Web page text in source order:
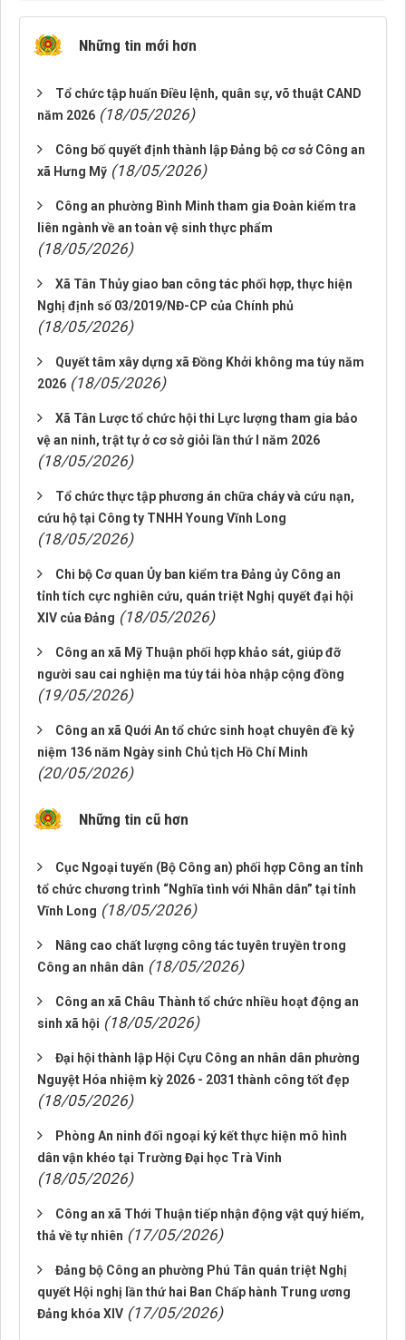
Những tin mới hơn
Tổ chức tập huấn Điều lệnh, quân sự, võ thuật CAND
năm 2026 (18/05/2026)
Công bố quyết định thành lập Đảng bộ cơ sở Công an
xã Hưng Mỹ (18/05/2026)
Công an phường Bình Minh tham gia Đoàn kiểm tra
liên ngành về an toàn vệ sinh thực phẩm
(18/05/2026)
Xã Tân Thủy giao ban công tác phối hợp, thực hiện
Nghị định số 03/2019/NĐ-CP của Chính phủ
(18/05/2026)
Quyết tâm xây dựng xã Đồng Khởi không ma túy năm
2026 (18/05/2026)
Xã Tân Lược tổ chức hội thi Lực lượng tham gia bảo
vệ an ninh, trật tự ở cơ sở giỏi lần thứ I năm 2026
(18/05/2026)
Tổ chức thực tập phương án chữa cháy và cứu nạn,
cứu hộ tại Công ty TNHH Young Vĩnh Long
(18/05/2026)
Chi bộ Cơ quan Ủy ban kiểm tra Đảng ủy Công an
tỉnh tích cực nghiên cứu, quán triệt Nghị quyết đại hội
XIV của Đảng (18/05/2026)
Công an xã Mỹ Thuận phối hợp khảo sát, giúp đỡ
người sau cai nghiện ma túy tái hòa nhập cộng đồng
(19/05/2026)
Công an xã Quới An tổ chức sinh hoạt chuyên đề kỷ
niệm 136 năm Ngày sinh Chủ tịch Hồ Chí Minh
(20/05/2026)
Những tin cũ hơn
Cục Ngoại tuyến (Bộ Công an) phối hợp Công an tỉnh
tổ chức chương trình “Nghĩa tình với Nhân dân” tại tỉnh
Vĩnh Long (18/05/2026)
Nâng cao chất lượng công tác tuyên truyền trong
Công an nhân dân (18/05/2026)
Công an xã Châu Thành tổ chức nhiều hoạt động an
sinh xã hội (18/05/2026)
Đại hội thành lập Hội Cựu Công an nhân dân phường
Nguyệt Hóa nhiệm kỳ 2026 - 2031 thành công tốt đẹp
(18/05/2026)
Phòng An ninh đối ngoại ký kết thực hiện mô hình
dân vận khéo tại Trường Đại học Trà Vinh
(18/05/2026)
Công an xã Thới Thuận tiếp nhận động vật quý hiếm,
thả về tự nhiên (17/05/2026)
Đảng bộ Công an phường Phú Tân quán triệt Nghị
quyết Hội nghị lần thứ hai Ban Chấp hành Trung ương
Đảng khóa XIV (17/05/2026)